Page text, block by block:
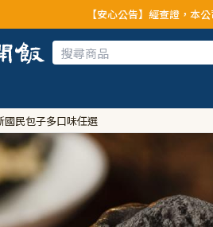
【安心公告】經查證，本公司全品項與上游
國民包子多口味任選